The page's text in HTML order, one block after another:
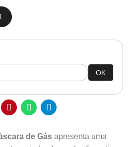
OK
de Gás apresenta uma